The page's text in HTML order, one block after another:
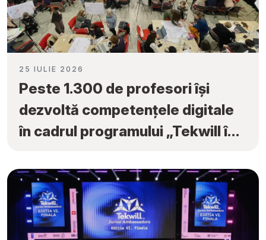
25 IULIE 2026
Peste 1.300 de profesori își
dezvoltă competențele digitale
în cadrul programului „Tekwill în